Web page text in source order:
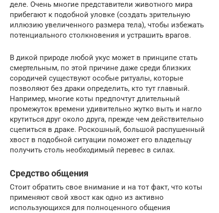
деле. Очень многие представители животного мира
прибегают к подобной уловке (создать зрительную
иллюзию увеличенного размера тела), чтобы избежать
потенциального столкновения и устрашить врагов.
В дикой природе любой укус может в принципе стать
смертельным, по этой причине даже среди близких
сородичей существуют особые ритуалы, которые
позволяют без драки определить, кто тут главный.
Например, многие коты предпочтут длительный
промежуток времени удивительно жутко выть и нагло
крутиться друг около друга, прежде чем действительно
сцепиться в драке. Роскошный, большой распушенный
хвост в подобной ситуации поможет его владельцу
получить столь необходимый перевес в силах.
Средство общения
Стоит обратить свое внимание и на тот факт, что коты
применяют свой хвост как одно из активно
использующихся для полноценного общения